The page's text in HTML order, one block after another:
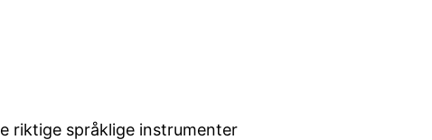
riktige språklige instrumenter